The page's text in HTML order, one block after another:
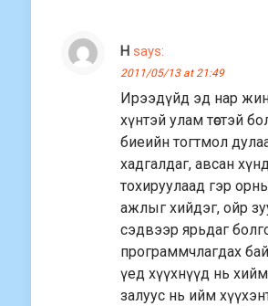
H says:
2011/05/13 at 21:49
Ирээдүйд эд нар
хүнтэй улам төстэй
биеийн тогтмол
хадгалдаг, авсан
тохируулаад гэр
ажлыг хийдэг, ойр
сэдвээр ярьдаг
программчлагдах
үед хүүхнүүд нь
залуус нь ийм